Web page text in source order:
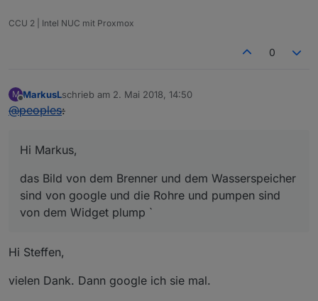
CCU 2 | Intel NUC mit Proxmox
0
M
Offline
MarkusLschrieb am 2. Mai 2018, 14:50
zuletzt editiert von
@peoples:
Hi Markus,
das Bild von dem Brenner und dem Wasserspeicher
sind von google und die Rohre und pumpen sind
von dem Widget plump `
Hi Steffen,
vielen Dank. Dann google ich sie mal.